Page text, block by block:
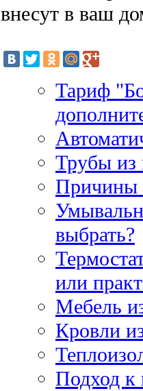
внесут в ваш
Тариф
Трубы
Причины
выбрать?
или
Мебель
Кровли
Подход к